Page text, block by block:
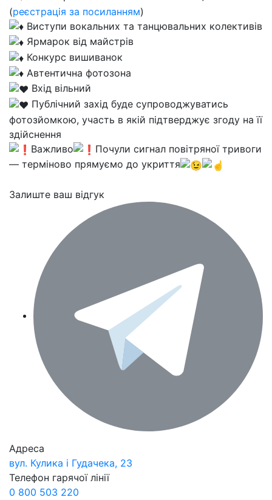
(реєстрація за посиланням)
Виступи вокальних та танцювальних колективів
Ярмарок від майстрів
Конкурс вишиванок
Автентична фотозона
Вхід вільний
Публічний захід буде супроводжуватись
фотозйомкою, участь в якій підтверджує згоду на її
здійснення
Важливо
Почули сигнал повітряної тривоги
— терміново прямуємо до укриття
Залиште ваш відгук
Адреса
вул. Кулика і Гудачека, 23
Телефон гарячої лінії
0 800 503 220